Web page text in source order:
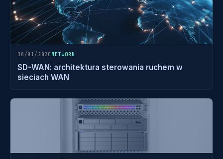
30/01/2026 NETWORK
SD-WAN: architektura sterowania ruchem w
sieciach WAN